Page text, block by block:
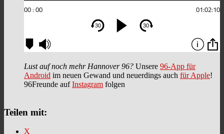
Lust auf noch mehr Hannover 96? Unsere 96-App für
Android im neuen Gewand und neuerdings auch für Apple!
96Freunde aufInstagram folgen
Teilen mit:
X